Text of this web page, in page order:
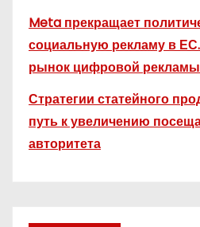
Meta прекращает
социальную рекламу в
рынок цифровой
Стратегии статейного
путь к увеличению
авторитета